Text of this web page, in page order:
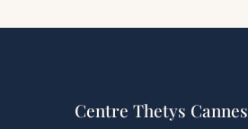
Centre Thetys Cannes